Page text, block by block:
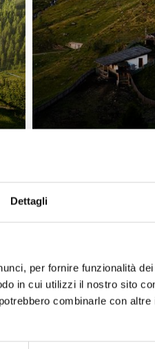
Dettagli
per fornire funzionalità
in cui utilizzi il nostro sito
combinarle con
Solda -
, è un'area sportiva
dell'Ortlescon i suoi 3.905
sulla neve 44 chilometri
area sciistica per